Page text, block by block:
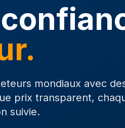
mondiaux avec
prix transparent,
suivie.